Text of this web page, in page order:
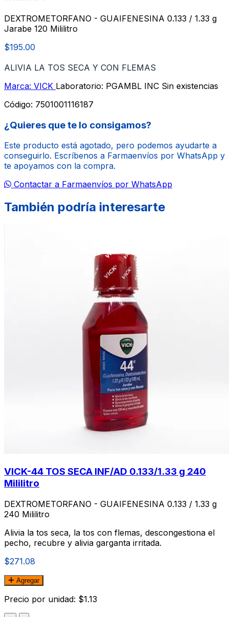
DEXTROMETORFANO - GUAIFENESINA 0.133 / 1.33 g
Jarabe 120 Mililitro
$195.00
ALIVIA LA TOS SECA Y CON FLEMAS
Marca: VICK Laboratorio: PGAMBL INC Sin existencias
Código: 7501001116187
¿Quieres que te lo consigamos?
Este producto está agotado, pero podemos ayudarte a
conseguirlo. Escríbenos a Farmaenvíos por WhatsApp y
te apoyamos con la compra.
Contactar a Farmaenvíos por WhatsApp
También podría interesarte
VICK-44 TOS SECA INF/AD 0.133/1.33 g 240
Mililitro
DEXTROMETORFANO - GUAIFENESINA 0.133 / 1.33 g
240 Mililitro
Alivia la tos seca, la tos con flemas, descongestiona el
pecho, recubre y alivia garganta irritada.
$271.08
Agregar
Precio por unidad: $1.13